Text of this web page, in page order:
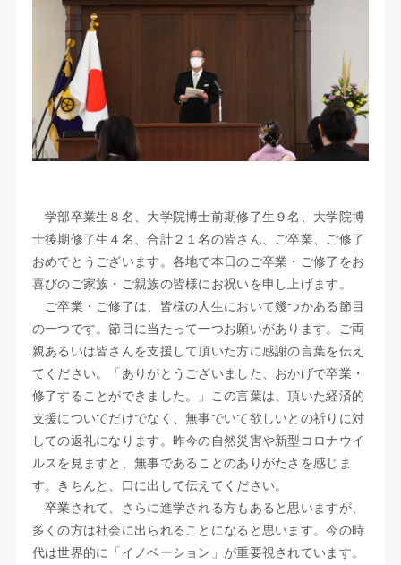
学部卒業生８名、大学院博士前期修了生９名、大学院博
士後期修了生４名、合計２１名の皆さん、ご卒業、ご修了
おめでとうございます。各地で本日のご卒業・ご修了をお
喜びのご家族・ご親族の皆様にお祝いを申し上げます。
ご卒業・ご修了は、皆様の人生において幾つかある節目
の一つです。節目に当たって一つお願いがあります。ご両
親あるいは皆さんを支援して頂いた方に感謝の言葉を伝え
てください。「ありがとうございました、おかげで卒業・
修了することができました。」この言葉は、頂いた経済的
支援についてだけでなく、無事でいて欲しいとの祈りに対
しての返礼になります。昨今の自然災害や新型コロナウイ
ルスを見ますと、無事であることのありがたさを感じま
す。きちんと、口に出して伝えてください。
卒業されて、さらに進学される方もあると思いますが、
多くの方は社会に出られることになると思います。今の時
代は世界的に「イノベーション」が重要視されています。